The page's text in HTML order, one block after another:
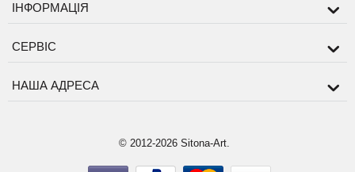
ІНФОРМАЦІЯ
СЕРВІС
НАША АДРЕСА
© 2012-2026 Sitona-Art.